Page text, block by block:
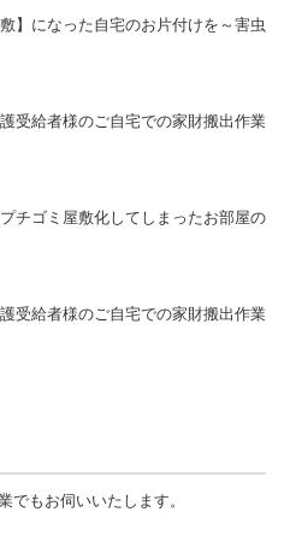
】になった自宅のお片付けを～害虫
受給者様のご自宅での家財搬出作業
チゴミ屋敷化してしまったお部屋の
受給者様のご自宅での家財搬出作業
もお伺いいたします。